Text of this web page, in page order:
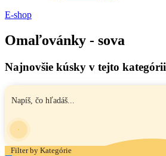
E-shop
Omaľovánky - sova
Najnovšie kúsky v tejto kategórii
Filter by Kategórie